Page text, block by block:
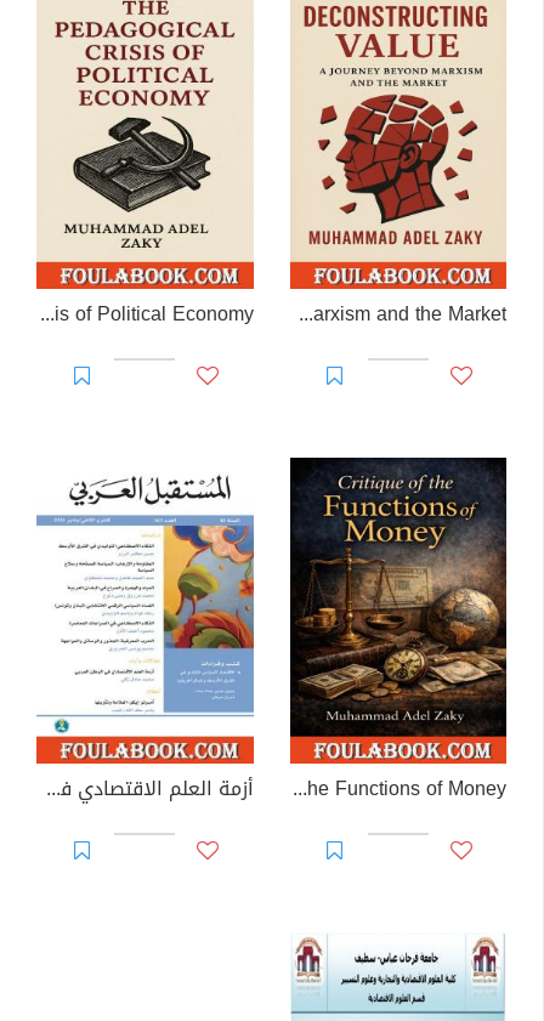
Deconstructing Value: A Journey Beyond Marxism and the Market
The Pedagogical Crisis of Political Economy
Critique of the Functions of Money أزمة العلم الاقتصادي في الوطن العربي